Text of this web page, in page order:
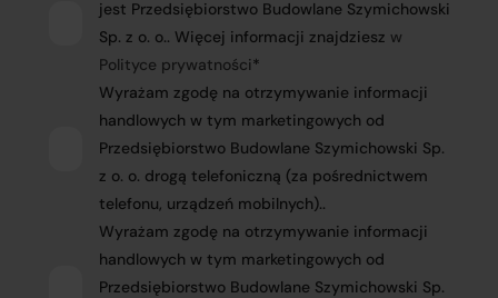
jest Przedsiębiorstwo Budowlane Szymichowski
Sp. z o. o.. Więcej informacji znajdziesz w
Polityce prywatności*
Wyrażam zgodę na otrzymywanie informacji
handlowych w tym marketingowych od
Przedsiębiorstwo Budowlane Szymichowski Sp.
z o. o. drogą telefoniczną (za pośrednictwem
telefonu, urządzeń mobilnych)..
Wyrażam zgodę na otrzymywanie informacji
handlowych w tym marketingowych od
Przedsiębiorstwo Budowlane Szymichowski Sp.